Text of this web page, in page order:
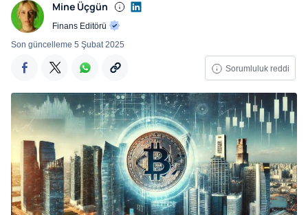
Mine Üçgün
Finans Editörü
Sorumluluk reddi
Son güncelleme 5 Şubat 2025